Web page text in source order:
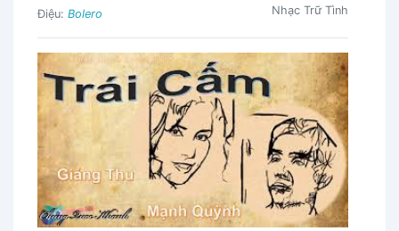
Điệu: Bolero Nhạc Trữ Tình